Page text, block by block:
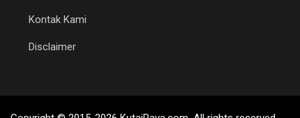
Kontak Kami
Disclaimer